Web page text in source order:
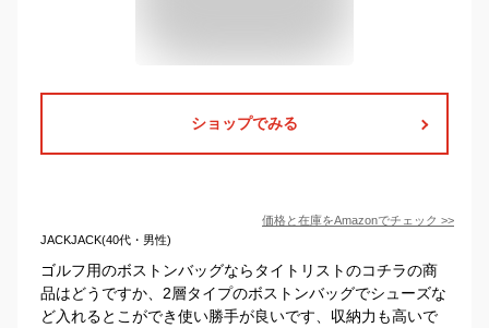
ショップでみる
価格と在庫をAmazonでチェック >>
JACKJACK(40代・男性)
ゴルフ用のボストンバッグならタイトリストのコチラの商
品はどうですか、2層タイプのボストンバッグでシューズな
ど入れるとこができ使い勝手が良いです、収納力も高いで